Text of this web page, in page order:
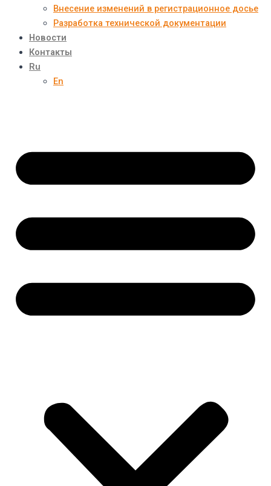
Внесение изменений в регистрационное досье
Разработка технической документации
Новости
Контакты
Ru
En